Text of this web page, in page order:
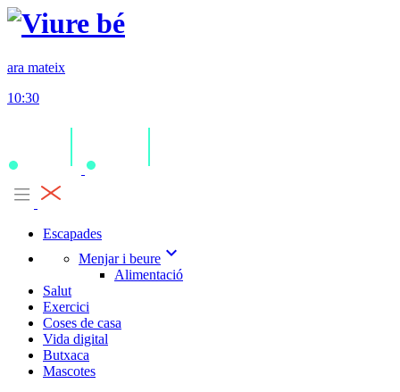
ara mateix
10:30
Escapades
Menjar i beure expand_more
Alimentació
Salut
Exercici
Coses de casa
Vida digital
Butxaca
Mascotes